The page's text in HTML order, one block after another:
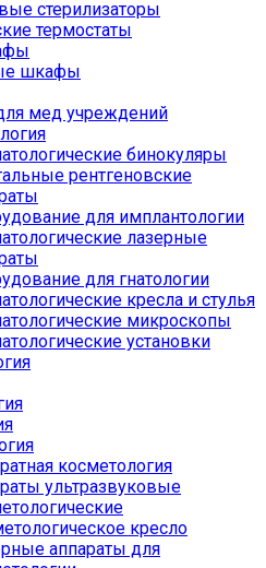
стерилизаторы
термостаты
шкафы
мед учреждений
бинокуляры
рентгеновские
для имплантологии
лазерные
для гнатологии
кресла и стулья
микроскопы
установки
косметология
ультразвуковые
кресло
аппараты для